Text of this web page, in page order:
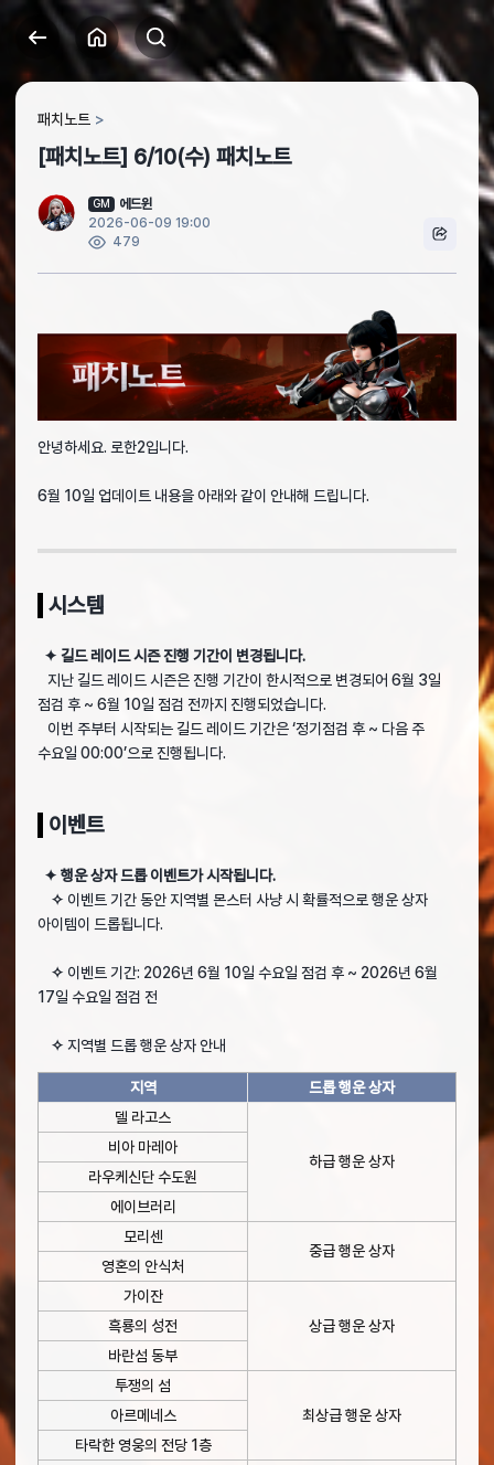
패치노트
[패치노트] 6/10(수) 패치노트
GM
에드윈
2026-06-09 19:00
479
안녕하세요. 로한2입니다.
6월 10일 업데이트 내용을 아래와 같이 안내해 드립니다.
시스템
✦ 길드 레이드 시즌 진행 기간이 변경됩니다.
지난 길드 레이드 시즌은 진행 기간이 한시적으로 변경되어 6월 3일
점검 후 ~ 6월 10일 점검 전까지 진행되었습니다.
이번 주부터 시작되는 길드 레이드 기간은 ‘정기점검 후 ~ 다음 주
수요일 00:00’으로 진행됩니다.
이벤트
✦ 행운 상자 드롭 이벤트가 시작됩니다.
✧ 이벤트 기간 동안 지역별 몬스터 사냥 시 확률적으로 행운 상자
아이템이 드롭됩니다.
✧ 이벤트 기간: 2026년 6월 10일 수요일 점검 후 ~ 2026년 6월
17일 수요일 점검 전
✧ 지역별 드롭 행운 상자 안내
지역
드롭 행운 상자
델 라고스
하급 행운 상자
비아 마레아
라우케신단 수도원
에이브러리
모리센
중급 행운 상자
영혼의 안식처
가이잔
상급 행운 상자
흑룡의 성전
바란섬 동부
투쟁의 섬
최상급 행운 상자
아르메네스
타락한 영웅의 전당 1층